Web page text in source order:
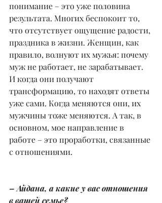
понимание – это уже половина
результата. Многих беспокоит то,
что отсутствует ощущение радости,
праздника в жизни. Женщин, как
правило, волнуют их мужья: почему
муж не работает, не зарабатывает.
И когда они получают
трансформацию, то находят ответы
уже сами. Когда меняются они, их
мужчины тоже меняются. А так, в
основном, мое направление в
работе – это проработки, связанные
с отношениями.
– Айдана, а какие у вас отношения
в вашей семье?